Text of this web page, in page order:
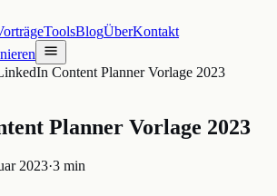
ToolsBlogÜberKontakt
Content Planner Vorlage 2023
Planner Vorlage 2023
2023·3 min